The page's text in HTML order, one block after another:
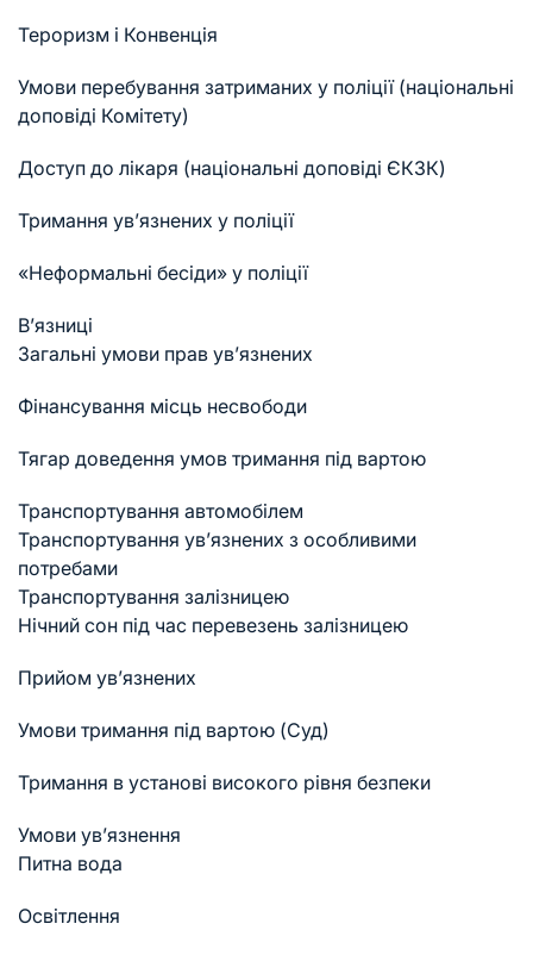
Тероризм і Конвенція
Умови перебування затриманих у поліції (національні
доповіді Комітету)
Доступ до лікаря (національні доповіді ЄКЗК)
Тримання ув’язнених у поліції
«Неформальні бесіди» у поліції
В’язниці
Загальні умови прав ув’язнених
Фінансування місць несвободи
Тягар доведення умов тримання під вартою
Транспортування автомобілем
Транспортування ув’язнених з особливими
потребами
Транспортування залізницею
Нічний сон під час перевезень залізницею
Прийом ув’язнених
Умови тримання під вартою (Суд)
Тримання в установі високого рівня безпеки
Умови ув’язнення
Питна вода
Освітлення